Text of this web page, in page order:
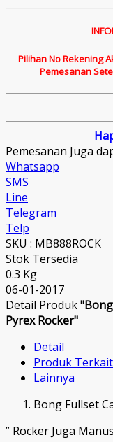
Pilihan No Rekening
Pemesanan
Pemesanan Juga
Whatsapp
SMS
Line
Telegram
Telp
SKU : MB888ROCK
Stok Tersedia
0.3 Kg
06-01-2017
Detail Produk
Pyrex Rocker"
Detail
Produk Terkait
Lainnya
Bong Fullset
” Rocker Juga